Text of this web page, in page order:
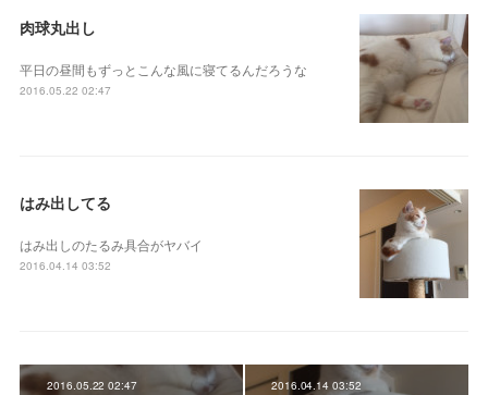
肉球丸出し
平日の昼間もずっとこんな風に寝てるんだろうな
2016.05.22 02:47
はみ出してる
はみ出しのたるみ具合がヤバイ
2016.04.14 03:52
2016.05.22 02:47 2016.04.14 03:52